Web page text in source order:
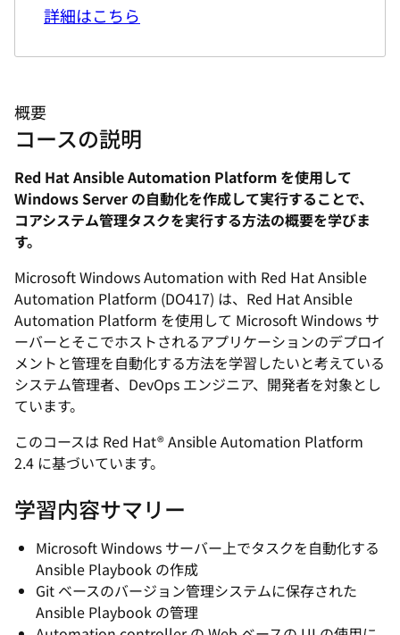
概要
コースの説明
Red Hat Ansible Automation Platform を使用して
Windows Server の自動化を作成して実行することで、
コアシステム管理タスクを実行する方法の概要を学びま
す。
Microsoft Windows Automation with Red Hat Ansible
Automation Platform (DO417) は、Red Hat Ansible
Automation Platform を使用して Microsoft Windows サ
ーバーとそこでホストされるアプリケーションのデプロイ
メントと管理を自動化する方法を学習したいと考えている
システム管理者、DevOps エンジニア、開発者を対象とし
ています。
このコースは Red Hat® Ansible Automation Platform
2.4 に基づいています。
学習内容サマリー
Microsoft Windows サーバー上でタスクを自動化する
Ansible Playbook の作成
Git ベースのバージョン管理システムに保存された
Ansible Playbook の管理
詳細はこちら